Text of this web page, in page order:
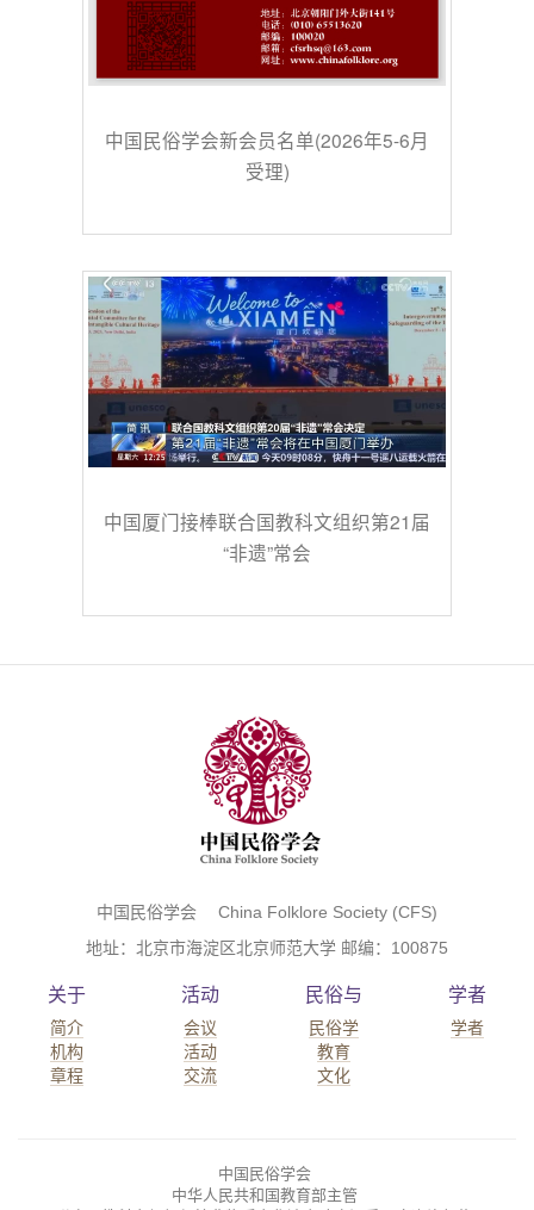
中国民俗学会新会员名单(2026年5-6月
受理)
中国厦门接棒联合国教科文组织第21届
“非遗”常会
中国民俗学会 China Folklore Society (CFS)
地址：北京市海淀区北京师范大学 邮编：100875
关于
简介
机构
章程
活动
会议
活动
交流
民俗与
民俗学
教育
文化
学者
学者
中国民俗学会
中华人民共和国教育部主管